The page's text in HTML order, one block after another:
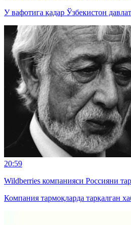
У вафотига қадар Ўзбекистон
20:59
Wildberries компанияси Россияни
Компания тармоқларда тарқалган